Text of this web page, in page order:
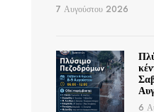
7 Αυγούστου 2026
6